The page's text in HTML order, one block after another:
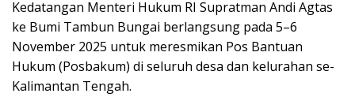
Kedatangan Menteri Hukum RI Supratman Andi Agtas
ke Bumi Tambun Bungai berlangsung pada 5–6
November 2025 untuk meresmikan Pos Bantuan
Hukum (Posbakum) di seluruh desa dan kelurahan se-
Kalimantan Tengah.